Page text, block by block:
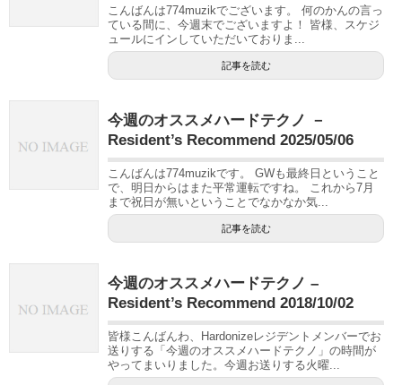
こんばんは774muzikでございます。 何のかんの言っ
ている間に、今週末でございますよ！ 皆様、スケジ
ュールにインしていただいておりま...
記事を読む
今週のオススメハードテクノ －
Resident’s Recommend 2025/05/06
こんばんは774muzikです。 GWも最終日ということ
で、明日からはまた平常運転ですね。 これから7月
まで祝日が無いということでなかなか気...
記事を読む
今週のオススメハードテクノ –
Resident’s Recommend 2018/10/02
皆様こんばんわ、Hardonizeレジデントメンバーでお
送りする「今週のオススメハードテクノ」の時間が
やってまいりました。今週お送りする火曜...